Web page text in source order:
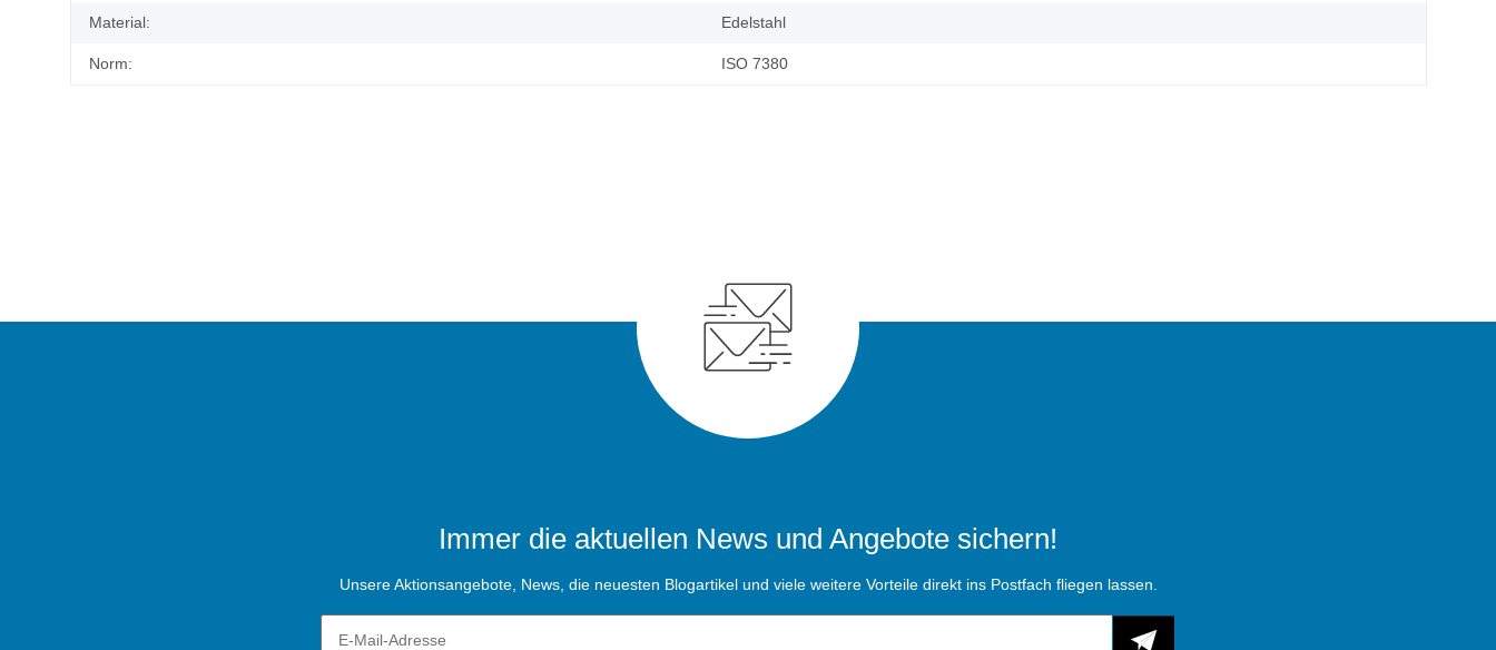
Material: Edelstahl
Norm: ISO 7380
Immer die aktuellen News und Angebote sichern!
Unsere Aktionsangebote, News, die neuesten Blogartikel und viele weitere Vorteile direkt ins Postfach fliegen lassen.